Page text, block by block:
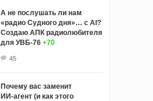
А не послушать ли нам
«радио Судного дня»… с AI?
Создаю АПК радиолюбителя
для УВБ-76 +70
45
Почему вас заменит
ИИ‑агент (и как этого